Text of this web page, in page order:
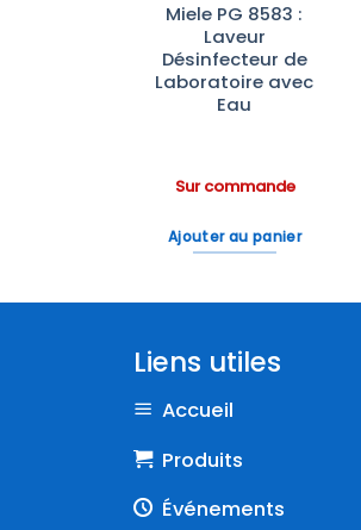
Miele PG 8583 :
Laveur
Désinfecteur de
Laboratoire avec
Eau
Sur commande
Ajouter au panier
Liens utiles
Accueil
Produits
Événements